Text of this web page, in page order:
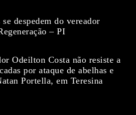
despedem do vereador
– PI
Odeilton Costa não resiste a
por ataque de abelhas e
Portella, em Teresina